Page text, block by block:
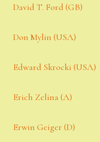
David T. Ford (GB)
Don Mylin (USA)
Edward Skrocki (USA)
Erich Zelina (A)
Erwin Geiger (D)